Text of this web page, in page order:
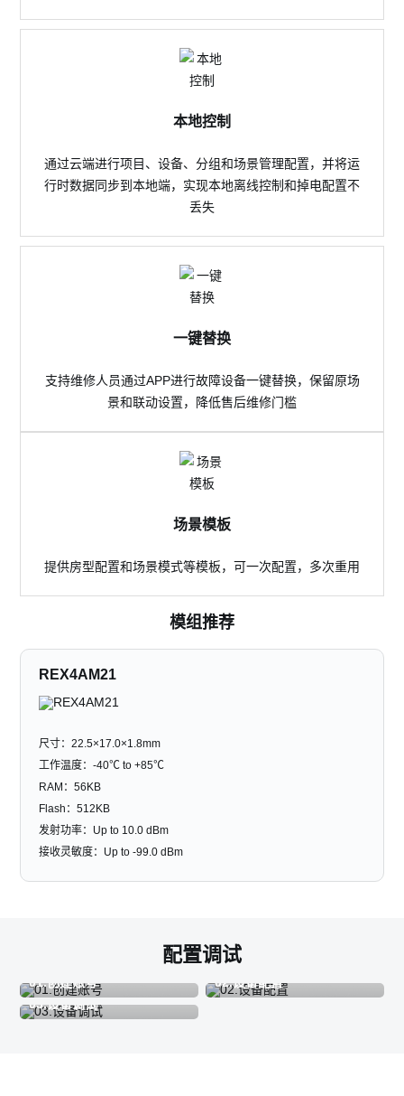
本地控制
通过云端进行项目、设备、分组和场景管理配置，并将运
行时数据同步到本地端，实现本地离线控制和掉电配置不
丢失
一键替换
支持维修人员通过APP进行故障设备一键替换，保留原场
景和联动设置，降低售后维修门槛
场景模板
提供房型配置和场景模式等模板，可一次配置，多次重用
模组推荐
REX4AM21
尺寸：22.5×17.0×1.8mm
工作温度：-40℃ to +85℃
RAM：56KB
Flash：512KB
发射功率：Up to 10.0 dBm
接收灵敏度：Up to -99.0 dBm
配置调试
01.创建账号
02.设备配置
03.设备调试